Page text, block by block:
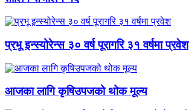
प्रभू इन्स्योरेन्स ३० वर्ष पूरागरि ३१ वर्षमा प्रवेश
आजका लागि कृषिउपजको थोक मूल्य